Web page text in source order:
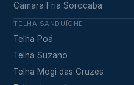
Câmara Fria Sorocaba
TELHA SANDUÍCHE
Telha Poá
Telha Suzano
Telha Mogi das Cruzes